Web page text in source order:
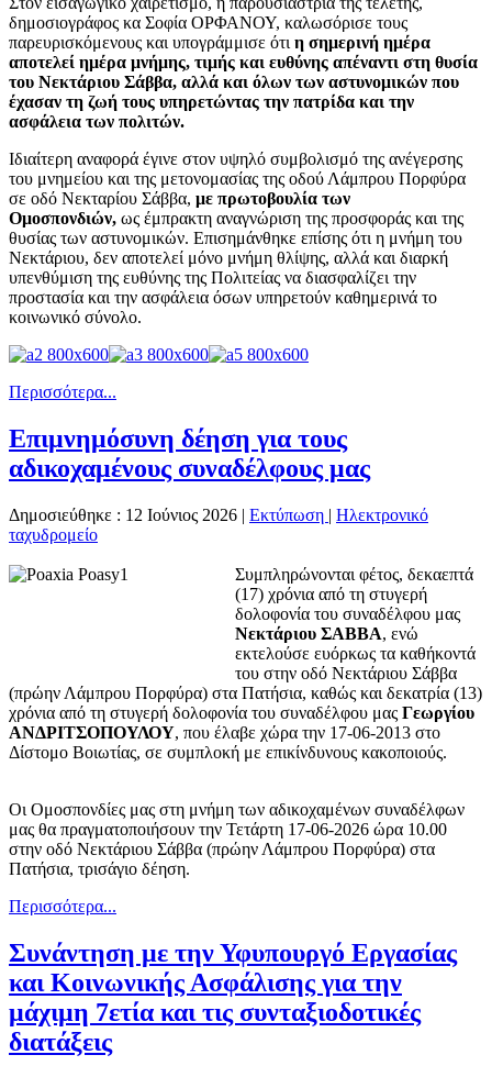
δημοσιογράφος κα Σοφία ΟΡΦΑΝΟΥ, καλωσόρισε τους
παρευρισκόμενους και υπογράμμισε ότι η σημερινή ημέρα
αποτελεί ημέρα μνήμης, τιμής και ευθύνης απέναντι στη θυσία
του Νεκτάριου Σάββα, αλλά και όλων των αστυνομικών που
έχασαν τη ζωή τους υπηρετώντας την πατρίδα και την
ασφάλεια των πολιτών.
Ιδιαίτερη αναφορά έγινε στον υψηλό συμβολισμό της ανέγερσης
του μνημείου και της μετονομασίας της οδού Λάμπρου Πορφύρα
σε οδό Νεκταρίου Σάββα, με πρωτοβουλία των
Ομοσπονδιών, ως έμπρακτη αναγνώριση της προσφοράς και της
θυσίας των αστυνομικών. Επισημάνθηκε επίσης ότι η μνήμη του
Νεκτάριου, δεν αποτελεί μόνο μνήμη θλίψης, αλλά και διαρκή
υπενθύμιση της ευθύνης της Πολιτείας να διασφαλίζει την
προστασία και την ασφάλεια όσων υπηρετούν καθημερινά το
κοινωνικό σύνολο.
Περισσότερα...
Επιμνημόσυνη δέηση για τους
αδικοχαμένους συναδέλφους μας
Δημοσιεύθηκε : 12 Ιούνιος 2026 | Εκτύπωση | Ηλεκτρονικό
ταχυδρομείο
Συμπληρώνονται φέτος, δεκαεπτά
(17) χρόνια από τη στυγερή
δολοφονία του συναδέλφου μας
Νεκτάριου ΣΑΒΒΑ, ενώ
εκτελούσε ευόρκως τα καθήκοντά
του στην οδό Νεκτάριου Σάββα
(πρώην Λάμπρου Πορφύρα) στα Πατήσια, καθώς και δεκατρία (13)
χρόνια από τη στυγερή δολοφονία του συναδέλφου μας Γεωργίου
ΑΝΔΡΙΤΣΟΠΟΥΛΟΥ, που έλαβε χώρα την 17-06-2013 στο
Δίστομο Βοιωτίας, σε συμπλοκή με επικίνδυνους κακοποιούς.
Οι Ομοσπονδίες μας στη μνήμη των αδικοχαμένων συναδέλφων
μας θα πραγματοποιήσουν την Τετάρτη 17-06-2026 ώρα 10.00
στην οδό Νεκτάριου Σάββα (πρώην Λάμπρου Πορφύρα) στα
Πατήσια, τρισάγιο δέηση.
Περισσότερα...
Συνάντηση με την Υφυπουργό Εργασίας
και Κοινωνικής Ασφάλισης για την
μάχιμη 7ετία και τις συνταξιοδοτικές
διατάξεις